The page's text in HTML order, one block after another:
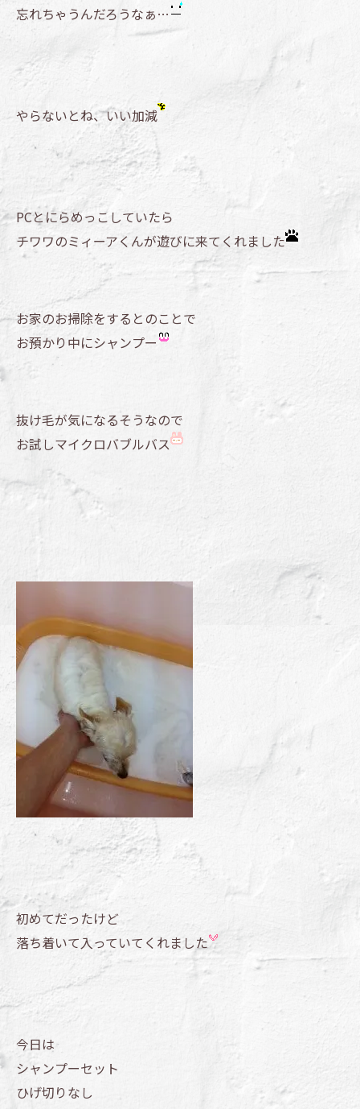
忘れちゃうんだろうなぁ…
やらないとね、いい加減
PCとにらめっこしていたら
チワワのミィーアくんが遊びに来てくれました
お家のお掃除をするとのことで
お預かり中にシャンプー
抜け毛が気になるそうなので
お試しマイクロバブルバス
初めてだったけど
落ち着いて入っていてくれました
今日は
シャンプーセット
ひげ切りなし